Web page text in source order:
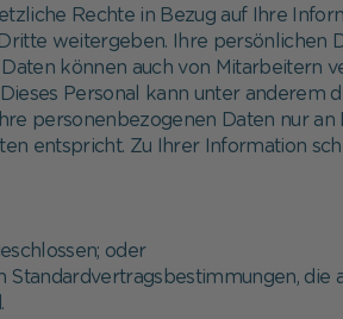
Rechte in Bezug auf Ihre
weitergeben. Ihre persönlichen
können auch von Mitarbeitern
Personal kann unter anderem
personenbezogenen Daten nur an
entspricht. Zu Ihrer Information
oder
die